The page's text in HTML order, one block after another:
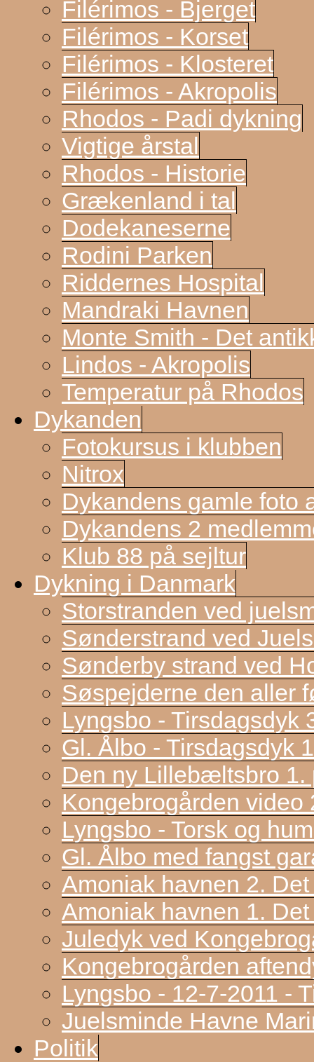
Filérimos - Bjerget
Filérimos - Korset
Filérimos - Klosteret
Filérimos - Akropolis
Rhodos - Padi dykning
Vigtige årstal
Rhodos - Historie
Grækenland i tal
Dodekaneserne
Rodini Parken
Riddernes Hospital
Mandraki Havnen
Monte Smith - Det
Lindos - Akropolis
Temperatur på Rhodos
Dykanden
Fotokursus i klubben
Nitrox
Dykandens gamle foto
Dykandens 2
Klub 88 på sejltur
Dykning i Danmark
Storstranden ved
Sønderstrand ved
Sønderby strand ved
Søspejderne den aller
Lyngsbo - Tirsdagsdyk
Gl. Ålbo - Tirsdagsdyk
Den ny Lillebæltsbro 1.
Kongebrogården video
Lyngsbo - Torsk og
Gl. Ålbo med fangst
Amoniak havnen 2.
Amoniak havnen 1.
Juledyk ved
Kongebrogården
Lyngsbo - 12-7-2011 -
Juelsminde Havne
Politik